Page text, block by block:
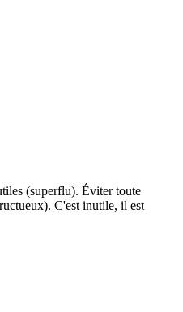
(superflu). Éviter toute
C'est inutile, il est